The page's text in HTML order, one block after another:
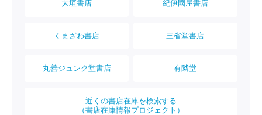
大垣書店 紀伊國屋書店
くまざわ書店 三省堂書店
丸善ジュンク堂書店 有隣堂
近くの書店在庫を検索する
（書店在庫情報プロジェクト）